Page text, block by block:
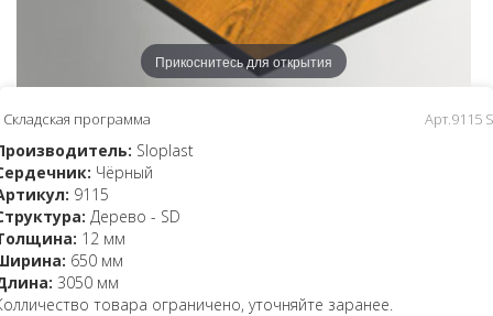
Прикоснитесь для открытия
Складская программа Арт.9115
Sloplast
Чёрный
9115
Дерево - SD
12 мм
650 мм
3050 мм
товара ограничено, уточняйте заранее.